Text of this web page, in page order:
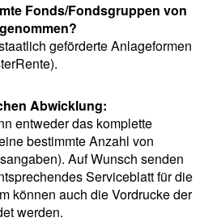
Fonds/Fondsgruppen von
geförderte Anlageformen
Abwicklung:
entweder das komplette
bestimmte Anzahl von
Auf Wunsch senden
Serviceblatt für die
können auch die Vordrucke der
werden.